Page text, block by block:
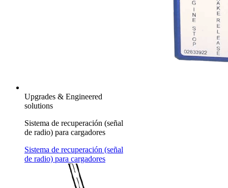
Upgrades & Engineered
solutions
Sistema de recuperación (señal
de radio) para cargadores
Sistema de recuperación (señal
de radio) para cargadores